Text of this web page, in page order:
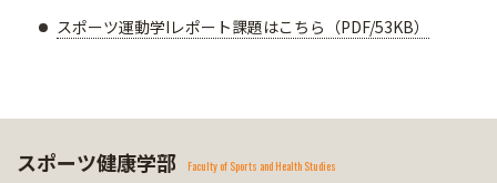
スポーツ運動学Iレポート課題はこちら（PDF/53KB）
スポーツ健康学部 Faculty of Sports and Health Studies